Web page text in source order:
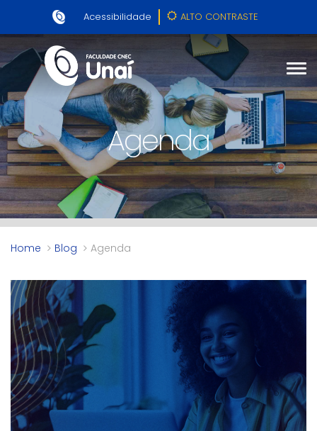
Acessibilidade ALTO CONTRASTE
Agenda
Home Blog Agenda